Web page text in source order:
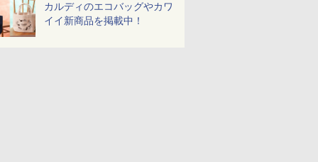
カルディのエコバッグやカワ
イイ新商品を掲載中！